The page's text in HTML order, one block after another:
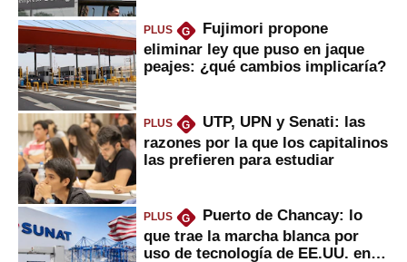
PLUS G
Fujimori propone
eliminar ley que puso en jaque
peajes: ¿qué cambios implicaría?
PLUS G
UTP, UPN y Senati: las
razones por la que los capitalinos
las prefieren para estudiar
PLUS G
Puerto de Chancay: lo
que trae la marcha blanca por
uso de tecnología de EE.UU. en